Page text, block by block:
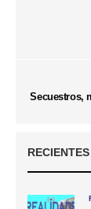
Secuestros,
RECIENTES